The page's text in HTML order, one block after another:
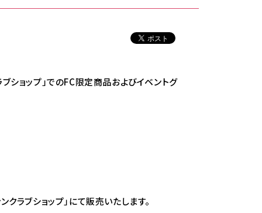
ショップ」でのFC限定商品およびイベントグ
ラブショップ」にて販売いたします。